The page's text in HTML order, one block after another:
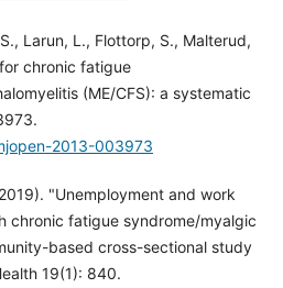
Larun, L., Flottorp, S., Malterud,
chronic fatigue
(ME/CFS): a systematic
2013-003973
"Unemployment and work
chronic fatigue syndrome/myalgic
based cross-sectional study
19(1): 840.